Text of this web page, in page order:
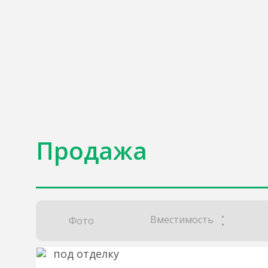
Продажа
Фото Вместимость